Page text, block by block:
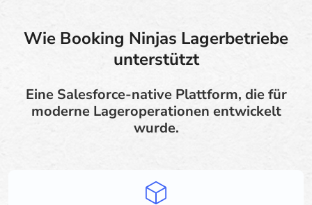
Wie Booking Ninjas Lagerbetriebe
unterstützt
Eine Salesforce-native Plattform, die für
moderne Lageroperationen entwickelt
wurde.